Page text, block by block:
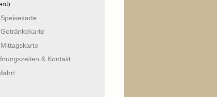
Speisekarte
Getränkekarte
Mittagskarte
& Kontakt